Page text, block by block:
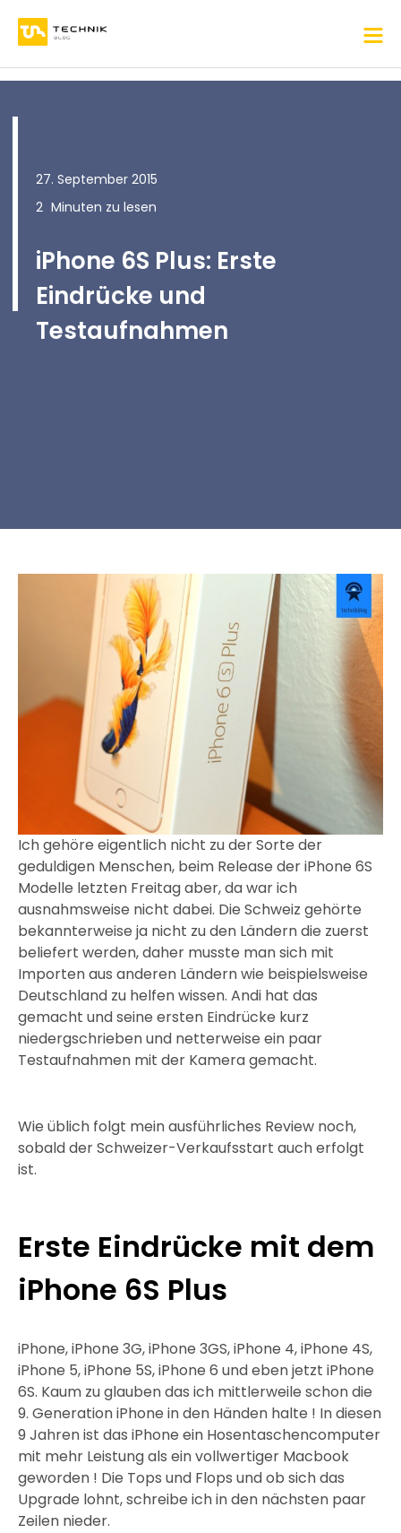
27. September 2015
2 Minuten zu lesen
iPhone 6S Plus: Erste
Eindrücke und
Testaufnahmen
Ich gehöre eigentlich nicht zu der Sorte der
geduldigen Menschen, beim Release der iPhone 6S
Modelle letzten Freitag aber, da war ich
ausnahmsweise nicht dabei. Die Schweiz gehörte
bekannterweise ja nicht zu den Ländern die zuerst
beliefert werden, daher musste man sich mit
Importen aus anderen Ländern wie beispielsweise
Deutschland zu helfen wissen. Andi hat das
gemacht und seine ersten Eindrücke kurz
niedergschrieben und netterweise ein paar
Testaufnahmen mit der Kamera gemacht.
Wie üblich folgt mein ausführliches Review noch,
sobald der Schweizer-Verkaufsstart auch erfolgt
ist.
Erste Eindrücke mit dem
iPhone 6S Plus
iPhone, iPhone 3G, iPhone 3GS, iPhone 4, iPhone 4S,
iPhone 5, iPhone 5S, iPhone 6 und eben jetzt iPhone
6S. Kaum zu glauben das ich mittlerweile schon die
9. Generation iPhone in den Händen halte ! In diesen
9 Jahren ist das iPhone ein Hosentaschencomputer
mit mehr Leistung als ein vollwertiger Macbook
geworden ! Die Tops und Flops und ob sich das
Upgrade lohnt, schreibe ich in den nächsten paar
Zeilen nieder.